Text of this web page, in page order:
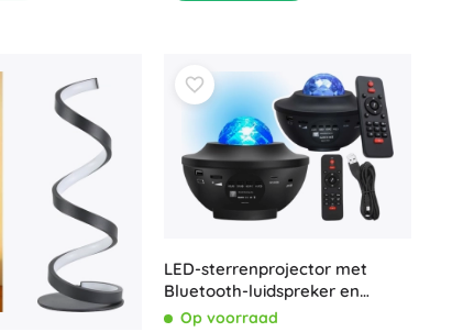
LED-sterrenprojector met
Bluetooth-luidspreker en
afstandsbediening
Op voorraad